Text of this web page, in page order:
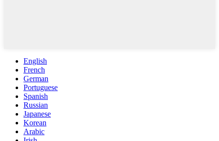
English
French
German
Portuguese
Spanish
Russian
Japanese
Korean
Arabic